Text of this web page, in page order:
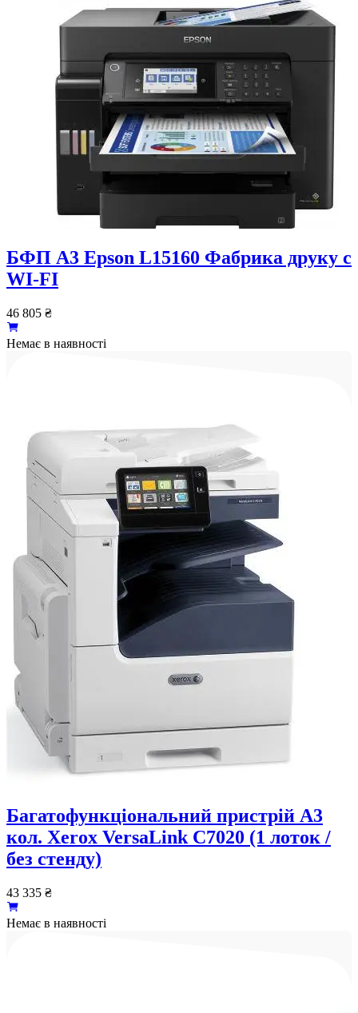
БФП А3 Epson L15160 Фабрика друку c
WI-FI
46 805 ₴
Немає в наявності
Багатофункціональний пристрій A3
кол. Xerox VersaLink C7020 (1 лоток /
без стенду)
43 335 ₴
Немає в наявності